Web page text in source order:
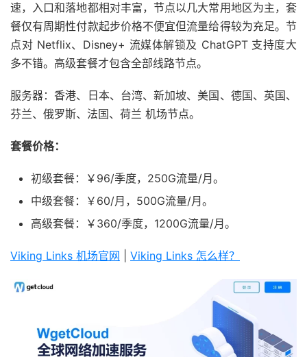
速，入口和落地都相对丰富，节点以几大常用地区为主，套
餐仅有周期性付款起步价格不便宜但流量给得较为充足。节
点对 Netflix、Disney+ 流媒体解锁及 ChatGPT 支持度大
多不错。高级套餐才包含全部线路节点。
服务器：香港、日本、台湾、新加坡、美国、德国、英国、
芬兰、俄罗斯、法国、荷兰 机场节点。
套餐价格：
初级套餐：￥96/季度，250G流量/月。
中级套餐：￥60/月，500G流量/月。
高级套餐：￥360/季度，1200G流量/月。
Viking Links 机场官网 Viking Links 怎么样？